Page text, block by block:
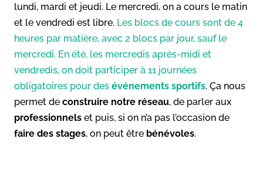
lundi, mardi et jeudi. Le mercredi, on a cours le matin
et le vendredi est libre. Les blocs de cours sont de 4
heures par matière, avec 2 blocs par jour, sauf le
mercredi. En été, les mercredis après-midi et
vendredis, on doit participer à 11 journées
obligatoires pour des événements sportifs. Ça nous
permet de construire notre réseau, de parler aux
professionnels et puis, si on n’a pas l’occasion de
faire des stages, on peut être bénévoles.